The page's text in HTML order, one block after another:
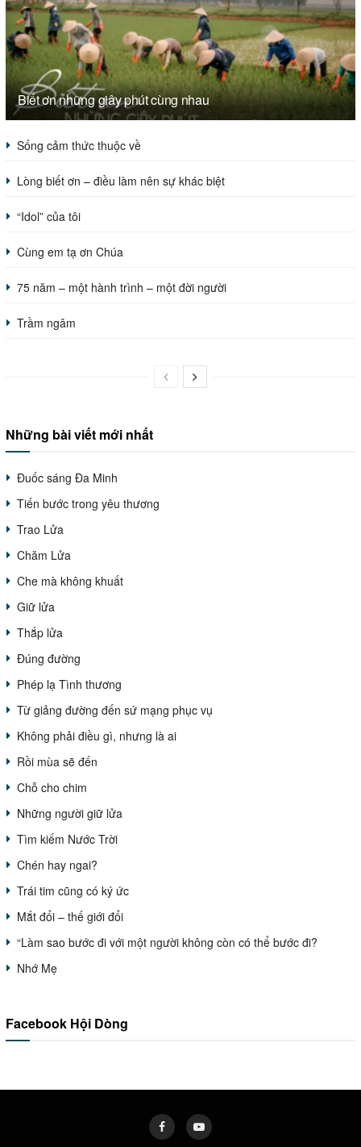
Biết ơn những giây phút cùng nhau
Sống cảm thức thuộc về
Lòng biết ơn – điều làm nên sự khác biệt
“Idol” của tôi
Cùng em tạ ơn Chúa
75 năm – một hành trình – một đời người
Trầm ngâm
Những bài viết mới nhất
Đuốc sáng Đa Minh
Tiến bước trong yêu thương
Trao Lửa
Chăm Lửa
Che mà không khuất
Giữ lửa
Thắp lửa
Đúng đường
Phép lạ Tình thương
Từ giảng đường đến sứ mạng phục vụ
Không phải điều gì, nhưng là ai
Rồi mùa sẽ đến
Chỗ cho chim
Những người giữ lửa
Tìm kiếm Nước Trời
Chén hay ngai?
Trái tim cũng có ký ức
Mắt đổi – thế giới đổi
“Làm sao bước đi với một người không còn có thể bước đi?
Nhớ Mẹ
Facebook Hội Dòng